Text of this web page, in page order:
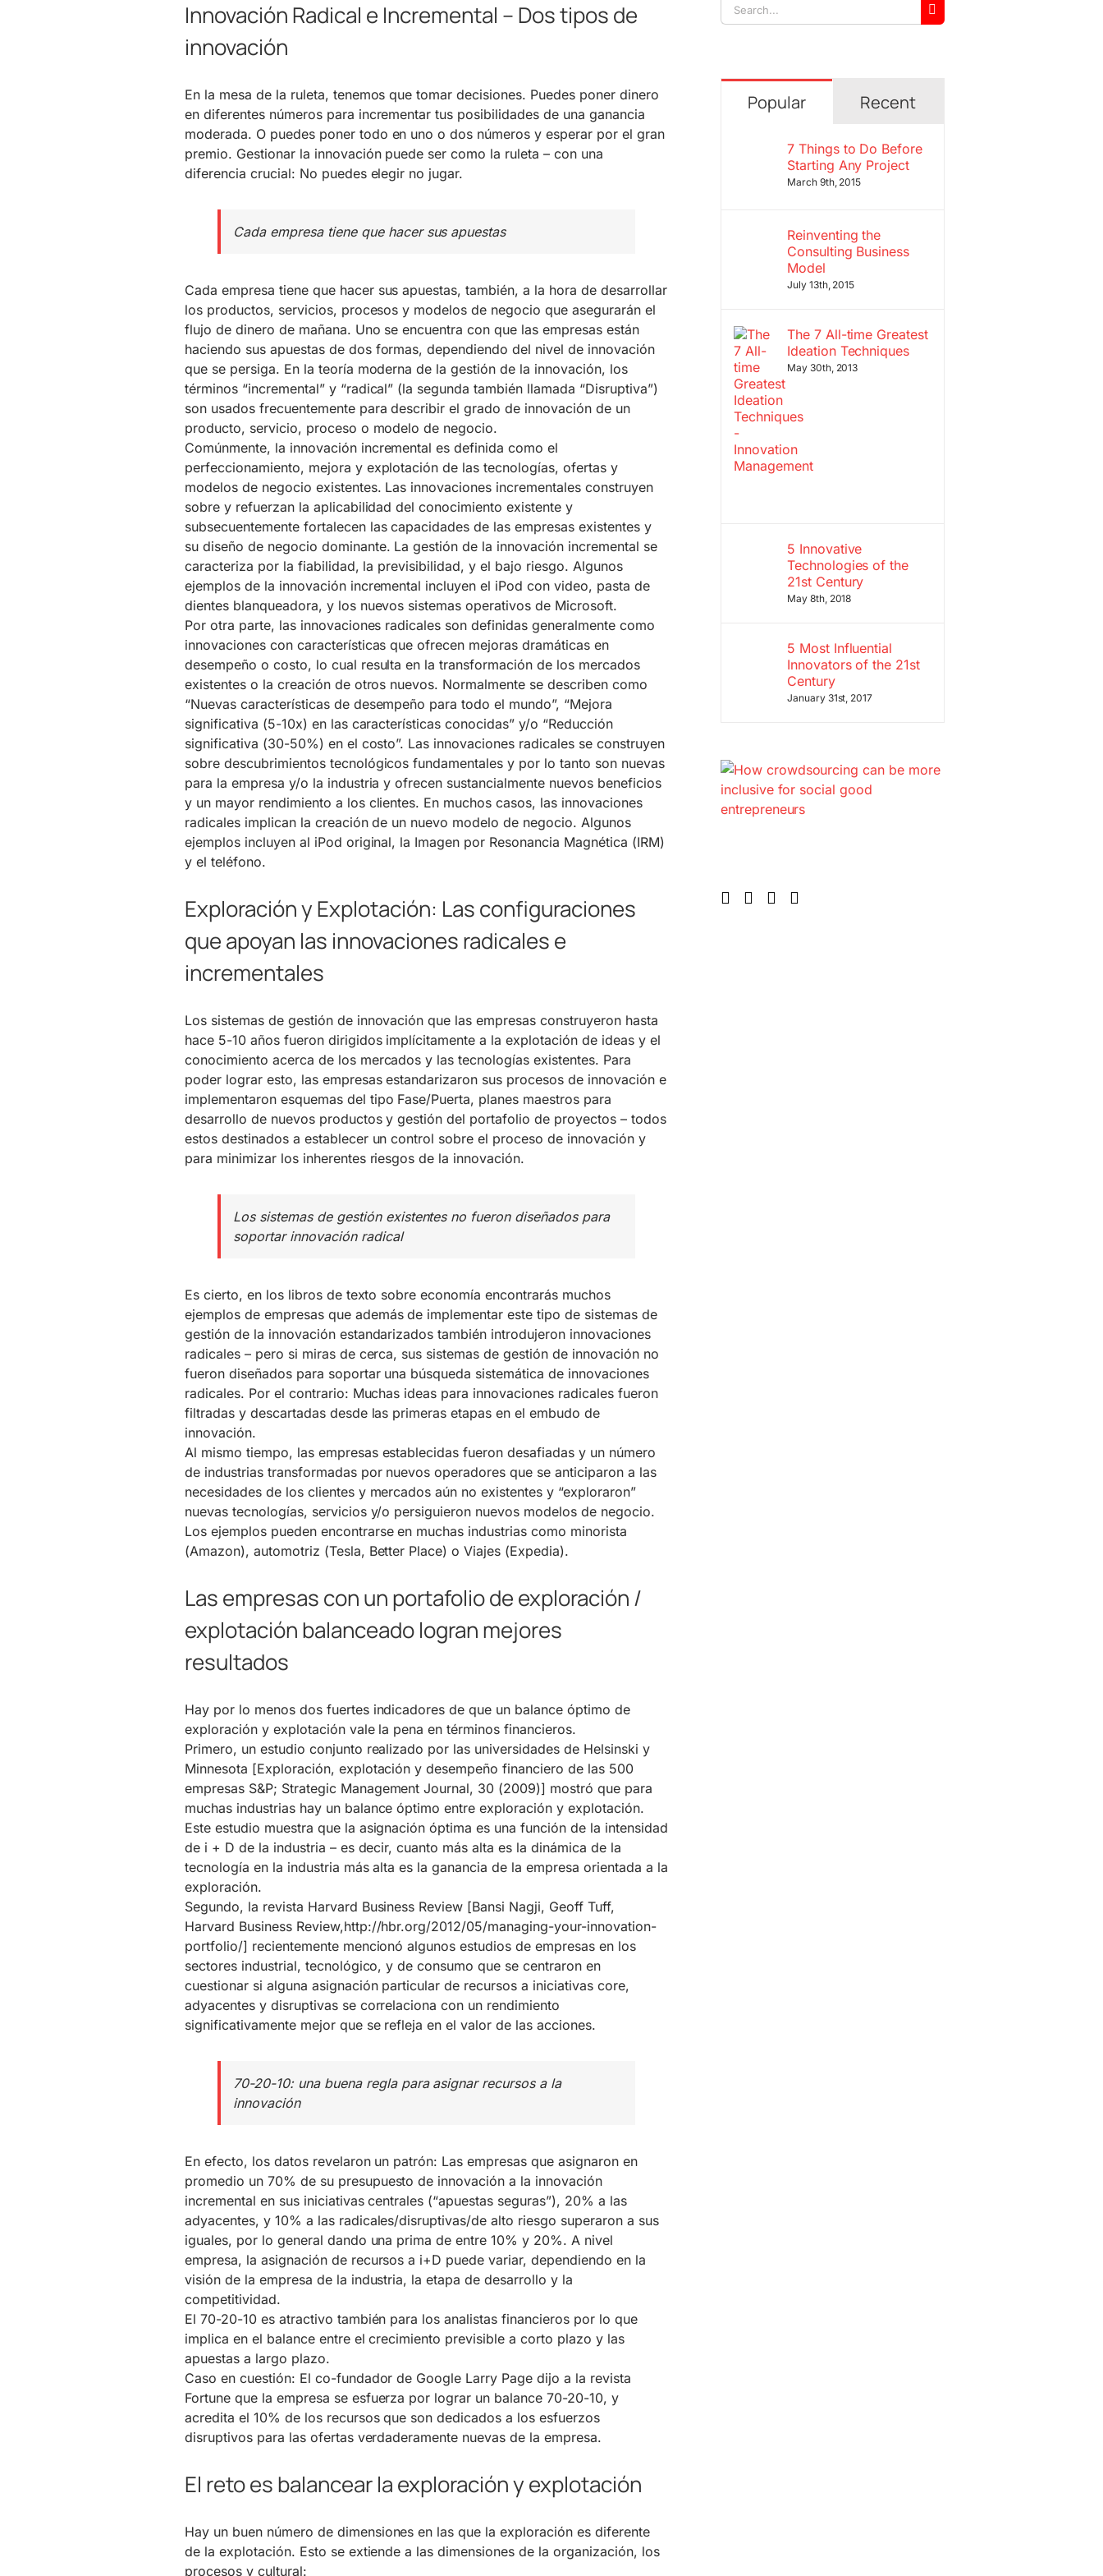
Innovación Radical e Incremental – Dos tipos de
innovación
En la mesa de la ruleta, tenemos que tomar decisiones. Puedes poner dinero
en diferentes números para incrementar tus posibilidades de una ganancia
moderada. O puedes poner todo en uno o dos números y esperar por el gran
premio. Gestionar la innovación puede ser como la ruleta – con una
diferencia crucial: No puedes elegir no jugar.
Cada empresa tiene que hacer sus apuestas
Cada empresa tiene que hacer sus apuestas, también, a la hora de desarrollar
los productos, servicios, procesos y modelos de negocio que asegurarán el
flujo de dinero de mañana. Uno se encuentra con que las empresas están
haciendo sus apuestas de dos formas, dependiendo del nivel de innovación
que se persiga. En la teoría moderna de la gestión de la innovación, los
términos “incremental” y “radical” (la segunda también llamada “Disruptiva”)
son usados frecuentemente para describir el grado de innovación de un
producto, servicio, proceso o modelo de negocio.
Comúnmente, la innovación incremental es definida como el
perfeccionamiento, mejora y explotación de las tecnologías, ofertas y
modelos de negocio existentes. Las innovaciones incrementales construyen
sobre y refuerzan la aplicabilidad del conocimiento existente y
subsecuentemente fortalecen las capacidades de las empresas existentes y
su diseño de negocio dominante. La gestión de la innovación incremental se
caracteriza por la fiabilidad, la previsibilidad, y el bajo riesgo. Algunos
ejemplos de la innovación incremental incluyen el iPod con video, pasta de
dientes blanqueadora, y los nuevos sistemas operativos de Microsoft.
Por otra parte, las innovaciones radicales son definidas generalmente como
innovaciones con características que ofrecen mejoras dramáticas en
desempeño o costo, lo cual resulta en la transformación de los mercados
existentes o la creación de otros nuevos. Normalmente se describen como
“Nuevas características de desempeño para todo el mundo”, “Mejora
significativa (5-10x) en las características conocidas” y/o “Reducción
significativa (30-50%) en el costo”. Las innovaciones radicales se construyen
sobre descubrimientos tecnológicos fundamentales y por lo tanto son nuevas
para la empresa y/o la industria y ofrecen sustancialmente nuevos beneficios
y un mayor rendimiento a los clientes. En muchos casos, las innovaciones
radicales implican la creación de un nuevo modelo de negocio. Algunos
ejemplos incluyen al iPod original, la Imagen por Resonancia Magnética (IRM)
y el teléfono.
Exploración y Explotación: Las configuraciones
que apoyan las innovaciones radicales e
incrementales
Los sistemas de gestión de innovación que las empresas construyeron hasta
hace 5-10 años fueron dirigidos implícitamente a la explotación de ideas y el
conocimiento acerca de los mercados y las tecnologías existentes. Para
poder lograr esto, las empresas estandarizaron sus procesos de innovación e
implementaron esquemas del tipo Fase/Puerta, planes maestros para
desarrollo de nuevos productos y gestión del portafolio de proyectos – todos
estos destinados a establecer un control sobre el proceso de innovación y
para minimizar los inherentes riesgos de la innovación.
Los sistemas de gestión existentes no fueron diseñados para
soportar innovación radical
Es cierto, en los libros de texto sobre economía encontrarás muchos
ejemplos de empresas que además de implementar este tipo de sistemas de
gestión de la innovación estandarizados también introdujeron innovaciones
radicales – pero si miras de cerca, sus sistemas de gestión de innovación no
fueron diseñados para soportar una búsqueda sistemática de innovaciones
radicales. Por el contrario: Muchas ideas para innovaciones radicales fueron
filtradas y descartadas desde las primeras etapas en el embudo de
innovación.
Al mismo tiempo, las empresas establecidas fueron desafiadas y un número
de industrias transformadas por nuevos operadores que se anticiparon a las
necesidades de los clientes y mercados aún no existentes y “exploraron”
nuevas tecnologías, servicios y/o persiguieron nuevos modelos de negocio.
Los ejemplos pueden encontrarse en muchas industrias como minorista
(Amazon), automotriz (Tesla, Better Place) o Viajes (Expedia).
Las empresas con un portafolio de exploración /
explotación balanceado logran mejores
resultados
Hay por lo menos dos fuertes indicadores de que un balance óptimo de
exploración y explotación vale la pena en términos financieros.
Primero, un estudio conjunto realizado por las universidades de Helsinski y
Minnesota [Exploración, explotación y desempeño financiero de las 500
empresas S&P; Strategic Management Journal, 30 (2009)] mostró que para
muchas industrias hay un balance óptimo entre exploración y explotación.
Este estudio muestra que la asignación óptima es una función de la intensidad
de i + D de la industria – es decir, cuanto más alta es la dinámica de la
tecnología en la industria más alta es la ganancia de la empresa orientada a la
exploración.
Segundo, la revista Harvard Business Review [Bansi Nagji, Geoff Tuff,
Harvard Business Review,http://hbr.org/2012/05/managing-your-innovation-
portfolio/] recientemente mencionó algunos estudios de empresas en los
sectores industrial, tecnológico, y de consumo que se centraron en
cuestionar si alguna asignación particular de recursos a iniciativas core,
adyacentes y disruptivas se correlaciona con un rendimiento
significativamente mejor que se refleja en el valor de las acciones.
70-20-10: una buena regla para asignar recursos a la
innovación
En efecto, los datos revelaron un patrón: Las empresas que asignaron en
promedio un 70% de su presupuesto de innovación a la innovación
incremental en sus iniciativas centrales (“apuestas seguras”), 20% a las
adyacentes, y 10% a las radicales/disruptivas/de alto riesgo superaron a sus
iguales, por lo general dando una prima de entre 10% y 20%. A nivel
empresa, la asignación de recursos a i+D puede variar, dependiendo en la
visión de la empresa de la industria, la etapa de desarrollo y la
competitividad.
El 70-20-10 es atractivo también para los analistas financieros por lo que
implica en el balance entre el crecimiento previsible a corto plazo y las
apuestas a largo plazo.
Caso en cuestión: El co-fundador de Google Larry Page dijo a la revista
Fortune que la empresa se esfuerza por lograr un balance 70-20-10, y
acredita el 10% de los recursos que son dedicados a los esfuerzos
disruptivos para las ofertas verdaderamente nuevas de la empresa.
El reto es balancear la exploración y explotación
Hay un buen número de dimensiones en las que la exploración es diferente
de la explotación. Esto se extiende a las dimensiones de la organización, los
procesos y cultural:
Search
for:
Popular Recent
7 Things to Do Before
Starting Any Project
March 9th, 2015
Reinventing the
Consulting Business
Model
July 13th, 2015
The 7 All-time Greatest
Ideation Techniques
May 30th, 2013
5 Innovative
Technologies of the
21st Century
May 8th, 2018
5 Most Influential
Innovators of the 21st
Century
January 31st, 2017